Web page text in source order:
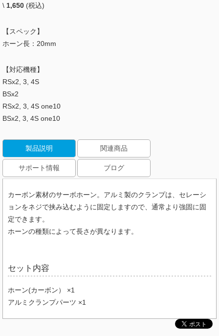
\ 1,650 (税込)
【スペック】
ホーン長：20mm
【対応機種】
RSx2, 3, 4S
BSx2
RSx2, 3, 4S one10
BSx2, 3, 4S one10
製品説明 関連商品
サポート情報 ブログ
カーボン素材のサーボホーン。アルミ製のクランプは、セレーシ
ョンをネジで挟み込むように固定しますので、通常より強固に固
定できます。
ホーンの種類によって長さが異なります。
セット内容
ホーン(カーボン） ×1
アルミクランプパーツ ×1